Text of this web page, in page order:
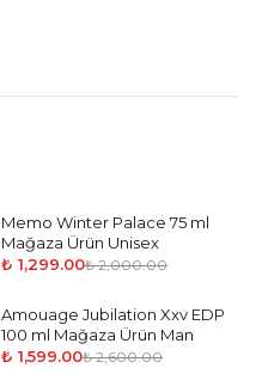
-35%
Memo Winter Palace 75 ml
Mağaza Ürün Unisex
₺ 1,299.00₺ 2,000.00
-39%
Amouage Jubilation Xxv EDP
100 ml Mağaza Ürün Man
₺ 1,599.00₺ 2,600.00